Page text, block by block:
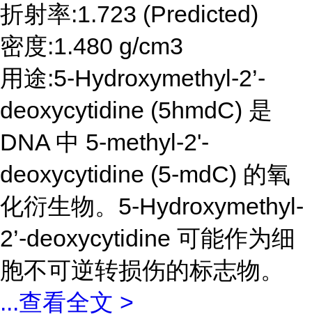
折射率:1.723 (Predicted)
密度:1.480 g/cm3
用途:5-Hydroxymethyl-2’-
deoxycytidine (5hmdC) 是
DNA 中 5-methyl-2'-
deoxycytidine (5-mdC) 的氧
化衍生物。5-Hydroxymethyl-
2’-deoxycytidine 可能作为细
胞不可逆转损伤的标志物。
...查看全文 >